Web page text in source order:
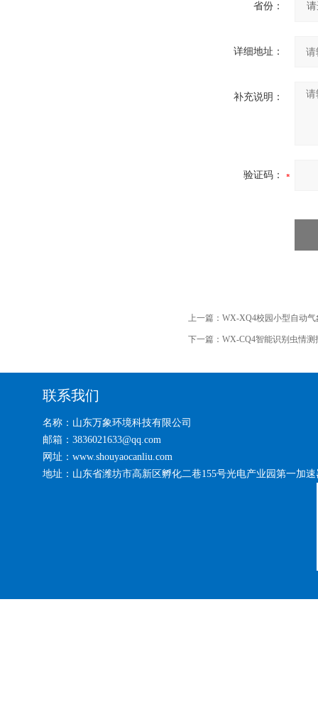
省份：
详细地址：
补充说明：
验证码：
上一篇： WX-XQ4校园小型自动气
下一篇： WX-CQ4智能识别虫情测
联系我们
名称：山东万象环境科技有限公司
邮箱：3836021633@qq.com
网址：www.shouyaocanliu.com
地址：山东省潍坊市高新区孵化二巷155号光电产业园第一加